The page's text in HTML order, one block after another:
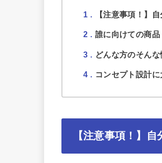
1 【注意事項！】
2 誰に向けての商
3 どんな方のそん
4 コンセプト設計
【注意事項！】